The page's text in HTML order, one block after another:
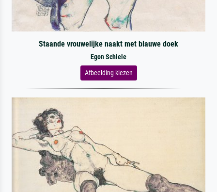
Staande vrouwelijke naakt met blauwe doek
Egon Schiele
Afbeelding kiezen